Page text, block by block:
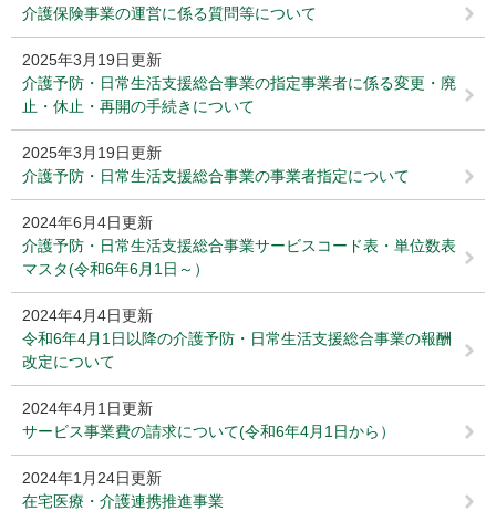
介護保険事業の運営に係る質問等について
2025年3月19日更新
介護予防・日常生活支援総合事業の指定事業者に係る変更・廃
止・休止・再開の手続きについて
2025年3月19日更新
介護予防・日常生活支援総合事業の事業者指定について
2024年6月4日更新
介護予防・日常生活支援総合事業サービスコード表・単位数表
マスタ(令和6年6月1日～）
2024年4月4日更新
令和6年4月1日以降の介護予防・日常生活支援総合事業の報酬
改定について
2024年4月1日更新
サービス事業費の請求について(令和6年4月1日から）
2024年1月24日更新
在宅医療・介護連携推進事業